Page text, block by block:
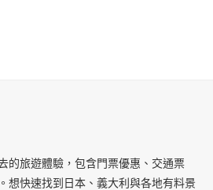
的旅遊體驗，包含門票優惠、交通票
想快速找到日本、義大利與各地有料景